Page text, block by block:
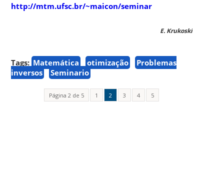
http://mtm.ufsc.br/~maicon/seminar
E. Krukoski
Tags: Matemática otimização
Problemas
inversos
Seminario
Página 2 de 5 1 2 3 4 5